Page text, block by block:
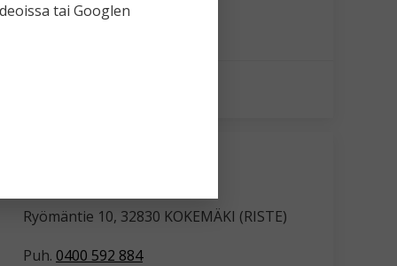
Ryömäntie 10, 32830 KOKEMÄKI (RISTE)
Puh. 0400 592 884
tai Googlen